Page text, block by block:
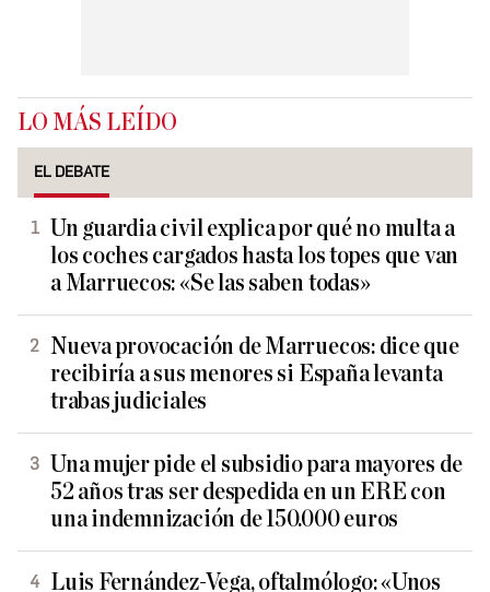
LO MÁS LEÍDO
EL DEBATE
Un guardia civil explica por qué no multa a
los coches cargados hasta los topes que van
a Marruecos: «Se las saben todas»
Nueva provocación de Marruecos: dice que
recibiría a sus menores si España levanta
trabas judiciales
Una mujer pide el subsidio para mayores de
52 años tras ser despedida en un ERE con
una indemnización de 150.000 euros
Luis Fernández-Vega, oftalmólogo: «Unos